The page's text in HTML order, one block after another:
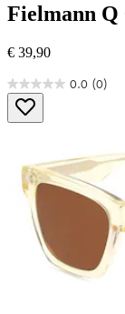
Fielmann Q
€ 39,90
0.0 (0)
0.0
von
5